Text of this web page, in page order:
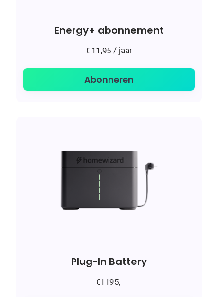
Energy+ abonnement
€11,95 / jaar
Abonneren
Plug-In Battery
€1195,-